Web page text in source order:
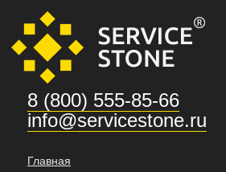
8 (800) 555-85-66
info@servicestone.ru
Главная